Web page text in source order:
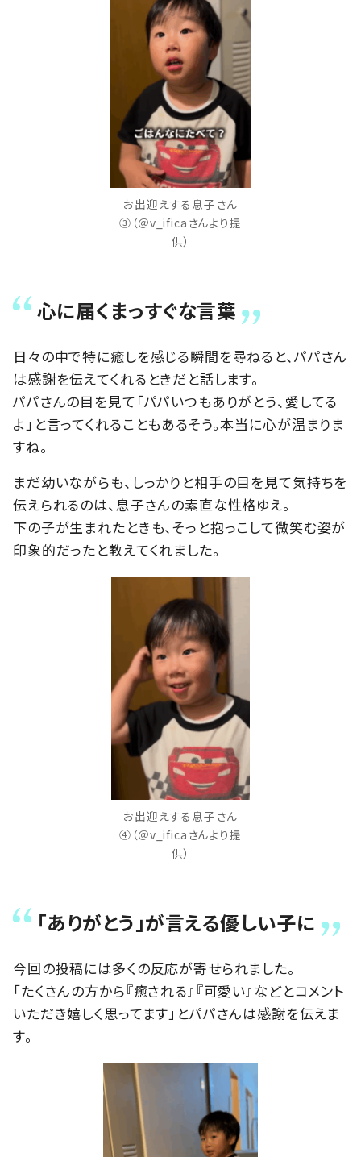
お出迎えする息子さん
③（＠v_ificaさんより提
供）
心に届くまっすぐな言葉
日々の中で特に癒しを感じる瞬間を尋ねると、パパさん
は感謝を伝えてくれるときだと話します。
パパさんの目を見て「パパいつもありがとう、愛してる
よ」と言ってくれることもあるそう。本当に心が温まりま
すね。
まだ幼いながらも、しっかりと相手の目を見て気持ちを
伝えられるのは、息子さんの素直な性格ゆえ。
下の子が生まれたときも、そっと抱っこして微笑む姿が
印象的だったと教えてくれました。
お出迎えする息子さん
④（＠v_ificaさんより提
供）
「ありがとう」が言える優しい子に
今回の投稿には多くの反応が寄せられました。
「たくさんの方から『癒される』『可愛い』などとコメント
いただき嬉しく思ってます」とパパさんは感謝を伝えま
す。